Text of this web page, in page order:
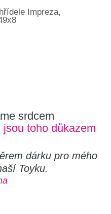
Impreza,
srdcem
toho důkazem
dárku pro mého
Toyku.